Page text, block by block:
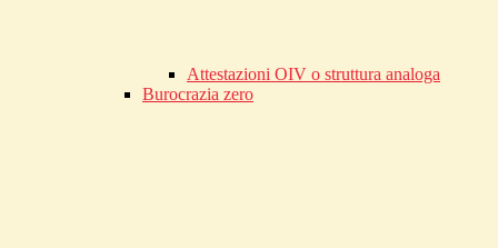
Attestazioni OIV o struttura analoga
Burocrazia zero